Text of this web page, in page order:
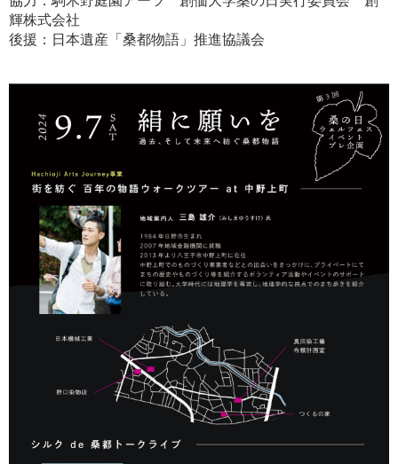
輝株式会社
後援：日本遺産「桑都物語」推進協議会